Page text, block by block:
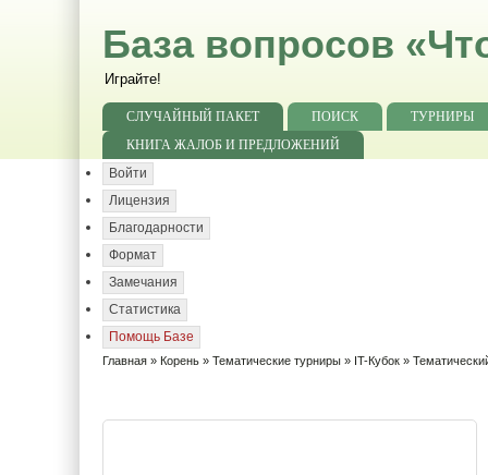
База вопросов
Играйте!
СЛУЧАЙНЫЙ ПАКЕТ ПОИСК
ТУРНИРЫ
КНИГА ЖАЛОБ И ПРЕДЛОЖЕНИЙ
Войти
Лицензия
Благодарности
Формат
Замечания
Статистика
Помощь Базе
Главная » Корень » Тематические турниры » IT-Кубок »